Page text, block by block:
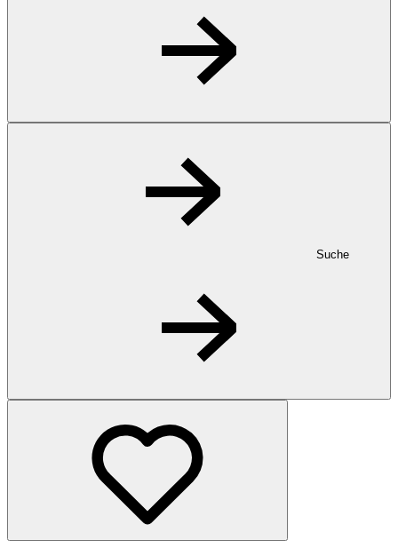
Suche